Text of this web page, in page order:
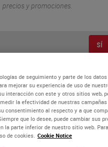
precios y promociones.
SÍ
de seguimiento y parte de los datos
mejorar su experiencia de uso de
interacción con este y otros sitios web,
la efectividad de nuestras
consentimiento al respecto y a que
que lo desee, puede cambiar sus
la parte inferior de nuestro sitio web.
de cookies. Cookie Notice